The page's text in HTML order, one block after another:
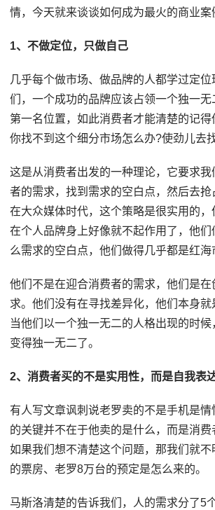
情，今天就来谈谈如何成为最火的商业案
1、不做定位，只做自己
几乎每个做市场、做品牌的人都学过定
们，一个成功的品牌应该占领一个独一无
第一名位置，如此消费者才能清楚的记得
你找不到这个细分市场怎么办?使劲儿去找
这是从消费者出发的一种理论，它要求我
者的需求，找到需求的空白点，然后去抢
在大众媒体时代，这个策略是很实用的
在个人品牌身上好像就不起作用了，他
么需求的空白点，他们做得几乎都是红海
他们不是在迎合消费者的需求，他们是在
求。他们没有在寻找差异化，他们本身就
当他们以一个独一无二的人格出现的时候
变得独一无二了。
2、消费者买的不是实用性，而是自我表
有人写文章讽刺说老罗卖的不是手机是情
的关键并不在于他卖的是什么，而是消费
如果我们想不清楚这个问题，那我们就不
的票房、老罗8万台的预定是怎么来的。
马斯洛清楚的告诉我们，人的需求分了5